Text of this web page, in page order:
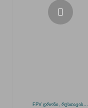
FPV დრონი, რუსთავის...